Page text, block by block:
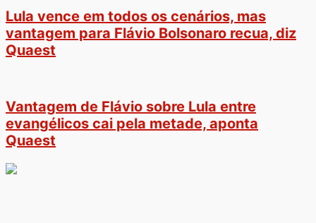
Lula vence em todos os cenários, mas
vantagem para Flávio Bolsonaro recua, diz
Quaest
Vantagem de Flávio sobre Lula entre
evangélicos cai pela metade, aponta
Quaest